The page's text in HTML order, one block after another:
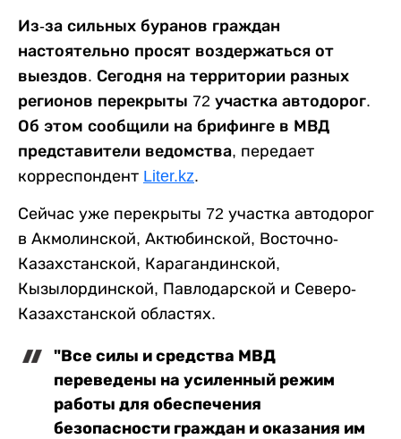
Из-за сильных буранов граждан
настоятельно просят воздержаться от
выездов. Сегодня на территории разных
регионов перекрыты 72 участка автодорог.
Об этом сообщили на брифинге в МВД
представители ведомства, передает
корреспондент Liter.kz.
Сейчас уже перекрыты 72 участка автодорог
в Акмолинской, Актюбинской, Восточно-
Казахстанской, Карагандинской,
Кызылординской, Павлодарской и Северо-
Казахстанской областях.
"Все силы и средства МВД
переведены на усиленный режим
работы для обеспечения
безопасности граждан и оказания им